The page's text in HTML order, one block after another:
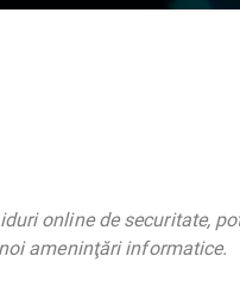
online de securitate,
ameninţări informatice.